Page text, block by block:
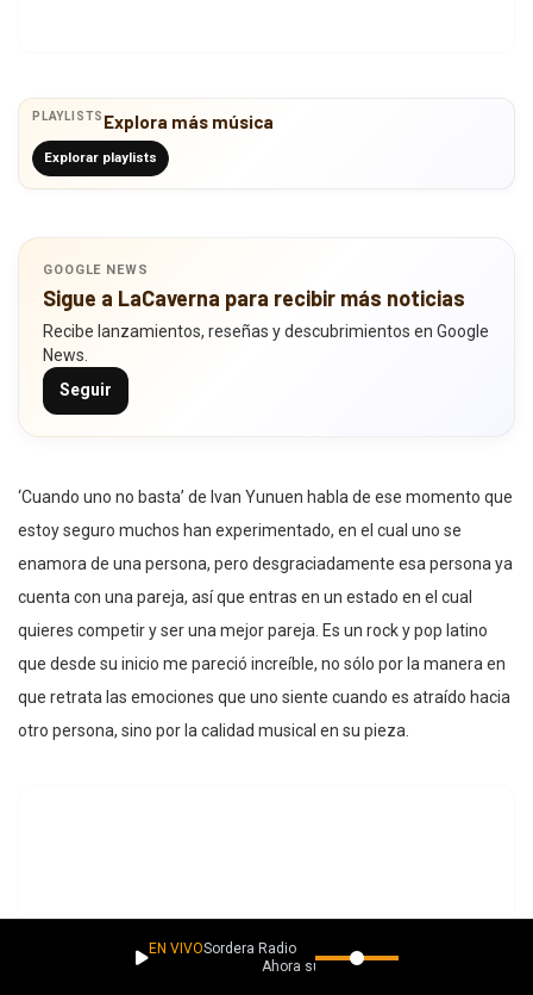
PLAYLISTS Explora más música
Explorar playlists
GOOGLE NEWS
Sigue a LaCaverna para recibir más noticias
Recibe lanzamientos, reseñas y descubrimientos en Google
News.
Seguir
‘Cuando uno no basta’ de Ivan Yunuen habla de ese momento que
estoy seguro muchos han experimentado, en el cual uno se
enamora de una persona, pero desgraciadamente esa persona ya
cuenta con una pareja, así que entras en un estado en el cual
quieres competir y ser una mejor pareja. Es un rock y pop latino
que desde su inicio me pareció increíble, no sólo por la manera en
que retrata las emociones que uno siente cuando es atraído hacia
otro persona, sino por la calidad musical en su pieza.
EN VIVOSordera Radio
Ahora suena